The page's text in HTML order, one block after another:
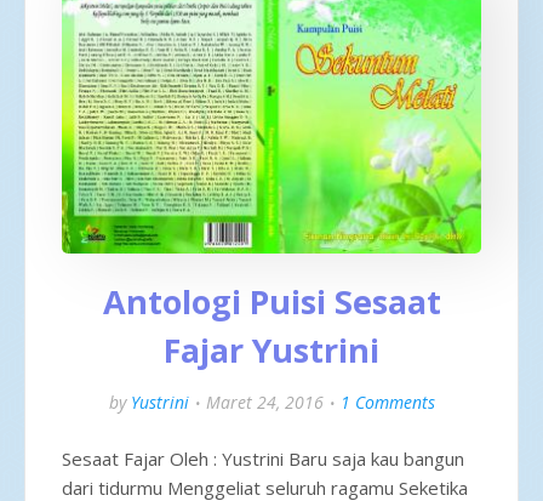
Antologi Puisi Sesaat
Fajar Yustrini
by Yustrini Maret 24, 2016 1 Comments
Sesaat Fajar Oleh : Yustrini Baru saja kau bangun
dari tidurmu Menggeliat seluruh ragamu Seketika